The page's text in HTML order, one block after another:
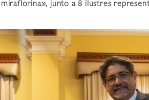
miraflorina», junto a 8 ilustres